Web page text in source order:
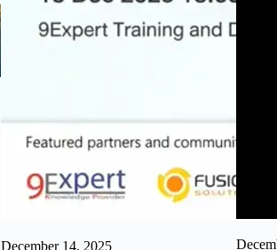
December 14, 2025